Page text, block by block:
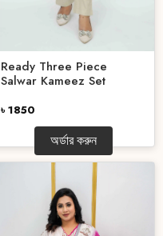
Ready Three Piece
Salwar Kameez Set
৳ 1850
অর্ডার করুন